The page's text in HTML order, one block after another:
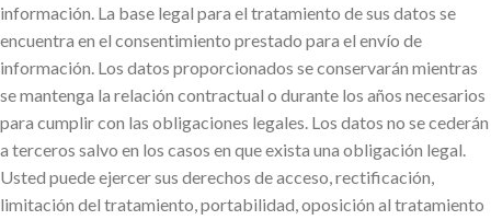
información. La base legal para el tratamiento de sus datos se
encuentra en el consentimiento prestado para el envío de
información. Los datos proporcionados se conservarán mientras
se mantenga la relación contractual o durante los años necesarios
para cumplir con las obligaciones legales. Los datos no se cederán
a terceros salvo en los casos en que exista una obligación legal.
Usted puede ejercer sus derechos de acceso, rectificación,
limitación del tratamiento, portabilidad, oposición al tratamiento